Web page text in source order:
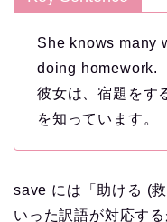
She knows many
doing homework.
彼女は、宿題をす
を知っています。
save には「助ける (
いった訳語が対応する